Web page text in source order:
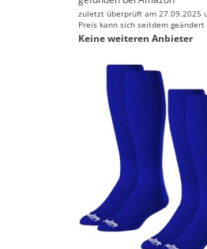
zuletzt überprüft am 27.09.2025
Preis kann sich seitdem geändert
Keine weiteren Anbieter